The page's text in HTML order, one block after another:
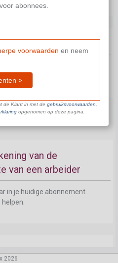
in je huidige abonnement.
bij ziekte van
van de
van een arbeider
in je huidige abonnement.
weekloon bij
2026
abonnees.
voorwaarden en neem
>
de Klant in met de gebruiksvoorwaarden
opgenomen op deze pagina.